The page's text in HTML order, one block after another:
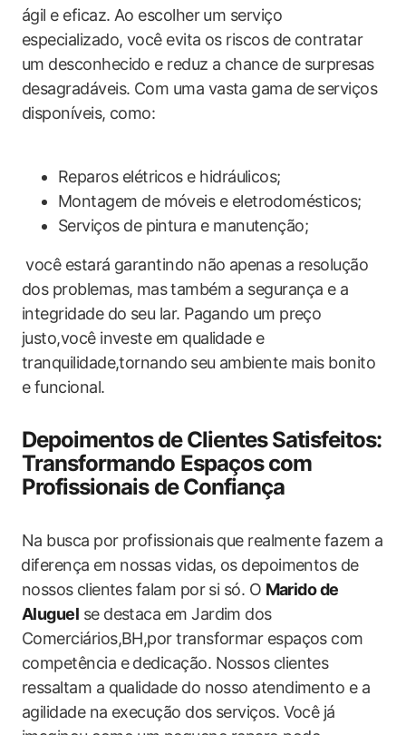
ágil e eficaz. Ao escolher um serviço
especializado, você evita os riscos de contratar
um desconhecido e reduz a chance de ​surpresas
desagradáveis. Com uma vasta gama de⁤ serviços
disponíveis, como:
Reparos elétricos e hidráulicos;
Montagem‍ de móveis e eletrodomésticos;
Serviços de pintura e manutenção;
‌ você estará garantindo não apenas a resolução ​
dos problemas, mas ⁤também a segurança‍ e a
integridade do seu lar. Pagando um preço
justo,você investe em qualidade e‌
tranquilidade,tornando⁤ seu ambiente mais bonito
e funcional.
Depoimentos ⁣de Clientes Satisfeitos:
Transformando Espaços com
Profissionais de Confiança
Na busca por profissionais que realmente ​fazem a
⁤diferença em nossas vidas, os ‍depoimentos de
nossos ⁣clientes falam por si ​só. O Marido de
Aluguel se destaca em Jardim dos
Comerciários,BH,por transformar espaços com
competência e dedicação. Nossos clientes
ressaltam a qualidade do nosso atendimento e a
agilidade na execução dos serviços. Você já